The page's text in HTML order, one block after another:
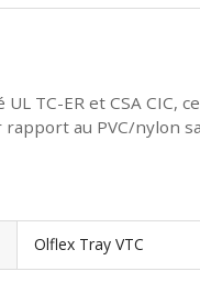
TC-ER et CSA CIC,
au PVC/nylon
Olflex Tray VTC